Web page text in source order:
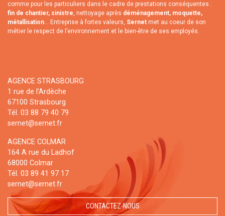
comme pour les particuliers dans le cadre de prestations conséquentes :
fin de chantier, sinistre, nettoyage après déménagement, moquette,
métallisation... Entreprise à fortes valeurs, Sernet met au coeur de son
métier le respect de l’environnement et le bien-être de ses employés.
AGENCE STRASBOURG
1 rue de l’Ardèche
67100 Strasbourg
Tél. 03 88 79 40 79
sernet@sernet.fr
AGENCE COLMAR
164 A rue du Ladhof
68000 Colmar
Tél. 03 89 41 97 17
sernet@sernet.fr
CONTACTEZ-NOUS